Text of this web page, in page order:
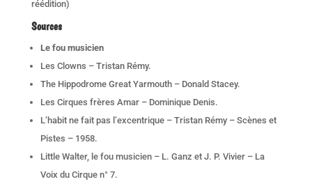
réédition)
Sources
Le fou musicien
Les Clowns – Tristan Rémy.
The Hippodrome Great Yarmouth – Donald Stacey.
Les Cirques frères Amar – Dominique Denis.
L’habit ne fait pas l’excentrique – Tristan Rémy – Scènes et
Pistes – 1958.
Little Walter, le fou musicien – L. Ganz et J. P. Vivier – La
Voix du Cirque n° 7.